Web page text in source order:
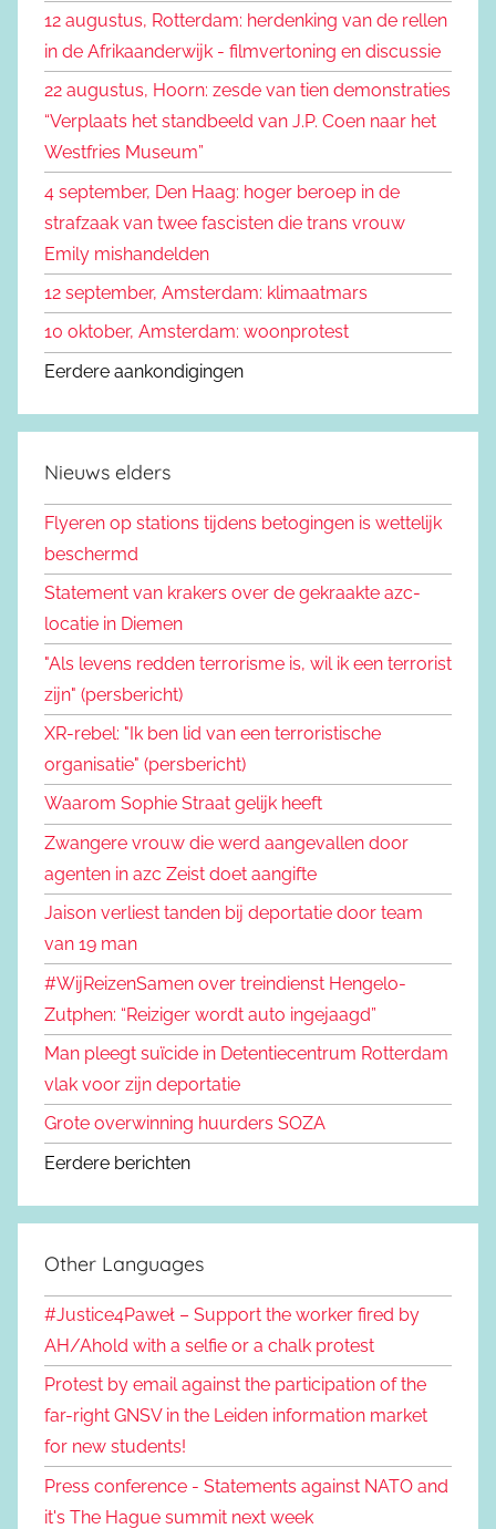
a
:
e
n
12 augustus, Rotterdam: herdenking van de rellen
in de Afrikaanderwijk - filmvertoning en discussie
22 augustus, Hoorn: zesde van tien demonstraties
“Verplaats het standbeeld van J.P. Coen naar het
Westfries Museum”
4 september, Den Haag: hoger beroep in de
strafzaak van twee fascisten die trans vrouw
Emily mishandelden
12 september, Amsterdam: klimaatmars
10 oktober, Amsterdam: woonprotest
Eerdere aankondigingen
Nieuws elders
Flyeren op stations tijdens betogingen is wettelijk
beschermd
Statement van krakers over de gekraakte azc-
locatie in Diemen
"Als levens redden terrorisme is, wil ik een terrorist
zijn" (persbericht)
XR-rebel: "Ik ben lid van een terroristische
organisatie" (persbericht)
Waarom Sophie Straat gelijk heeft
Zwangere vrouw die werd aangevallen door
agenten in azc Zeist doet aangifte
Jaison verliest tanden bij deportatie door team
van 19 man
#WijReizenSamen over treindienst Hengelo-
Zutphen: “Reiziger wordt auto ingejaagd”
Man pleegt suïcide in Detentiecentrum Rotterdam
vlak voor zijn deportatie
Grote overwinning huurders SOZA
Eerdere berichten
Other Languages
#Justice4Paweł – Support the worker fired by
AH/Ahold with a selfie or a chalk protest
Protest by email against the participation of the
far-right GNSV in the Leiden information market
for new students!
Press conference - Statements against NATO and
it's The Hague summit next week